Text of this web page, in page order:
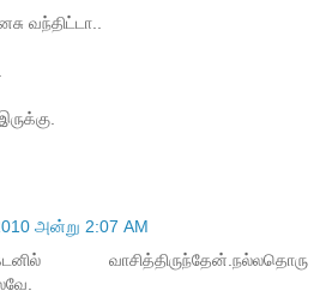
வந்திட்டா..
அன்று 2:07 AM
வாசித்திருந்தேன்.நல்லதொரு